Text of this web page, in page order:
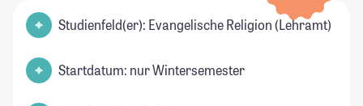
Studienfeld(er): Evangelische Religion (Lehramt)
Startdatum: nur Wintersemester